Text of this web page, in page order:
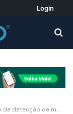
Login
Artificial para acelerar a prevenção de ameaças de dia-zero